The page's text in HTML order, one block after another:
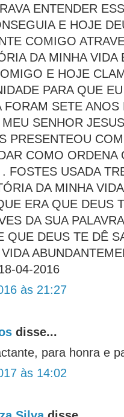
ENTENDER
E HOJE
COMIGO
DA MINHA VIDA
E HOJE
PARA QUE
FORAM SETE ANOS
SENHOR
PRESENTEOU
COMO ORDENA
FOSTES USADA
DA MINHA
ERA QUE DEUS
DA SUA
QUE DEUS TE DÊ
04-2016
às 21:27
disse...
para honra e
às 14:02